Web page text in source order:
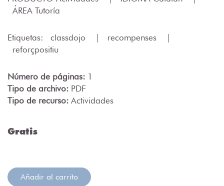
ÁREA Tutoría
Etiquetas: classdojo recompenses
reforçpositiu
Número de páginas: 1
Tipo de archivo: PDF
Tipo de recurso: Actividades
Gratis
Añadir al carrito